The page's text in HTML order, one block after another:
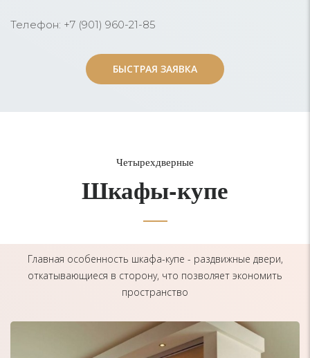
Телефон: +7 (901) 960-21-85
БЫСТРАЯ ЗАЯВКА
БЫСТРАЯ ЗАЯВКА
Четырехдверные
Шкафы-купе
Главная особенность шкафа-купе - раздвижные двери,
откатывающиеся в сторону, что позволяет экономить
пространство